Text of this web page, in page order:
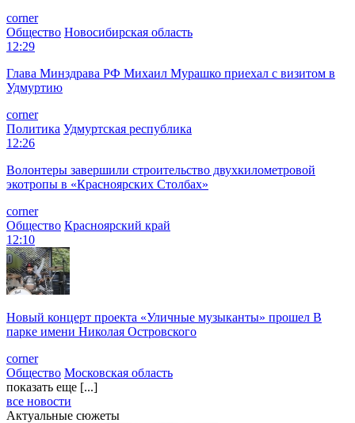
corner
Общество Новосибирская область
12:29
Глава Минздрава РФ Михаил Мурашко приехал с визитом в
Удмуртию
corner
Политика Удмуртская республика
12:26
Волонтеры завершили строительство двухкилометровой
экотропы в «Красноярских Столбах»
corner
Общество Красноярский край
12:10
Новый концерт проекта «Уличные музыканты» прошел В
парке имени Николая Островского
corner
Общество Московская область
показать еще [...]
все новости
Актуальные сюжеты